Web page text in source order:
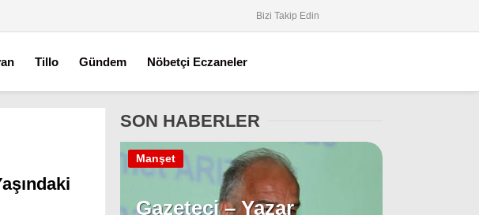
Bizi Takip Edin
Tillo Gündem Nöbetçi Eczaneler
SON HABERLER
Gazeteci – Yazar
Manşet